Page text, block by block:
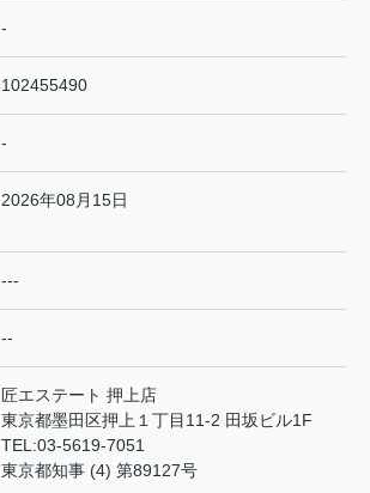
-
102455490
-
2026年08月15日
---
--
匠エステート 押上店
東京都墨田区押上１丁目11-2 田坂ビル1F
TEL:03-5619-7051
東京都知事 (4) 第89127号